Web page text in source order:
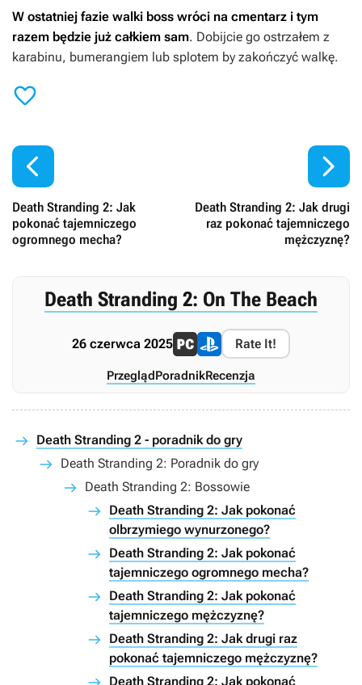
W ostatniej fazie walki boss wróci na cmentarz i tym
razem będzie już całkiem sam. Dobijcie go ostrzałem z
karabinu, bumerangiem lub splotem by zakończyć walkę.


Death Stranding 2: Jak
pokonać tajemniczego
ogromnego mecha?
Death Stranding 2: Jak drugi
raz pokonać tajemniczego
mężczyznę?

Death Stranding 2: On The Beach
26 czerwca 2025 Rate It!
Przegląd PoradnikRecenzja
Death Stranding 2 - poradnik do gry
Death Stranding 2: Poradnik do gry
Death Stranding 2: Bossowie
Death Stranding 2: Jak pokonać
olbrzymiego wynurzonego?
Death Stranding 2: Jak pokonać
tajemniczego ogromnego mecha?
Death Stranding 2: Jak pokonać
tajemniczego mężczyznę?
Death Stranding 2: Jak drugi raz
pokonać tajemniczego mężczyznę?
Death Stranding 2: Jak pokonać